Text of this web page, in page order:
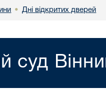
• Дні відкритих дверей
суд